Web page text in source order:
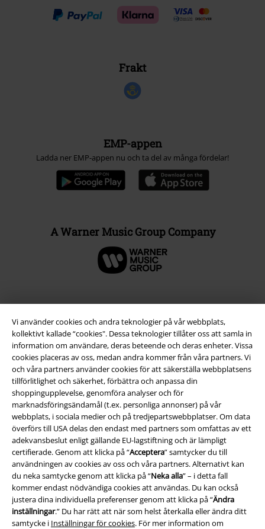
Vi använder cookies och andra teknologier på vår webbplats,
kollektivt kallade “cookies". Dessa teknologier tillåter oss att samla in
information om användare, deras beteende och deras enheter. Vissa
cookies placeras av oss, medan andra kommer från våra partners. Vi
och våra partners använder cookies för att säkerställa webbplatsens
tillförlitlighet och säkerhet, förbättra och anpassa din
shoppingupplevelse, genomföra analyser och för
marknadsföringsändamål (t.ex. personliga annonser) på vår
webbplats, i sociala medier och på tredjepartswebbplatser. Om data
överförs till USA delas den endast med partners som omfattas av ett
adekvansbeslut enligt gällande EU-lagstiftning och är lämpligt
certifierade. Genom att klicka på “Acceptera” samtycker du till
användningen av cookies av oss och våra partners. Alternativt kan
du neka samtycke genom att klicka på “Neka alla” – i detta fall
kommer endast nödvändiga cookies att användas. Du kan också
justera dina individuella preferenser genom att klicka på “Ändra
inställningar.” Du har rätt att när som helst återkalla eller ändra ditt
samtycke i Inställningar för cookies. För mer information om
Frakt
EMP-appen
Ladda ner EMP-appen nu och ta del av många fördelar!
A Warner Music Group Company
Juridisk information/Villkor
Villkor
Om oss
Ladda ner villkoren
Avfallshantering och miljöskydd